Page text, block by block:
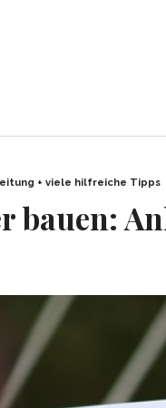
+ viele hilfreiche Tipps
bauen: